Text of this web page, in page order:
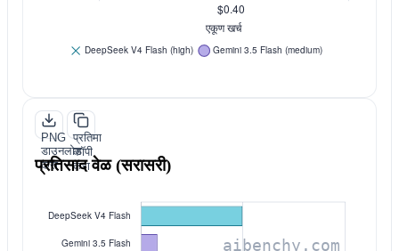
PNG
डाउनलोड
करा
प्रतिमा
कॉपी
करा
प्रतिसाद वेळ (सरासरी)